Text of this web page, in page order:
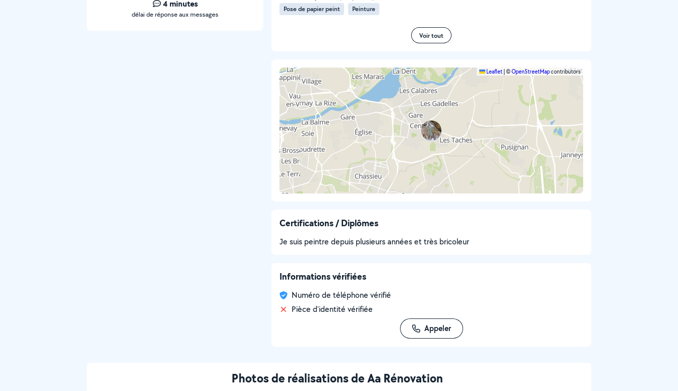
4 minutes
délai de réponse aux messages
Pose de papier peint
Peinture
Voir tout
Leaflet ©OpenStreetMapcontributors
Certifications / Diplômes
Je suis peintre depuis plusieurs années et très bricoleur
Informations vérifiées
Numéro de téléphone vérifié
Pièce d'identité vérifiée
Appeler
Photos de réalisations de Aa Rénovation